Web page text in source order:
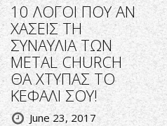
10 ΛΟΓΟΙ ΠΟΥ ΑΝ
ΧΑΣΕΙΣ ΤΗ
ΣΥΝΑΥΛΙΑ ΤΩΝ
METAL CHURCH
ΘΑ ΧΤΥΠΑΣ ΤΟ
ΚΕΦΑΛΙ ΣΟΥ!
June 23, 2017